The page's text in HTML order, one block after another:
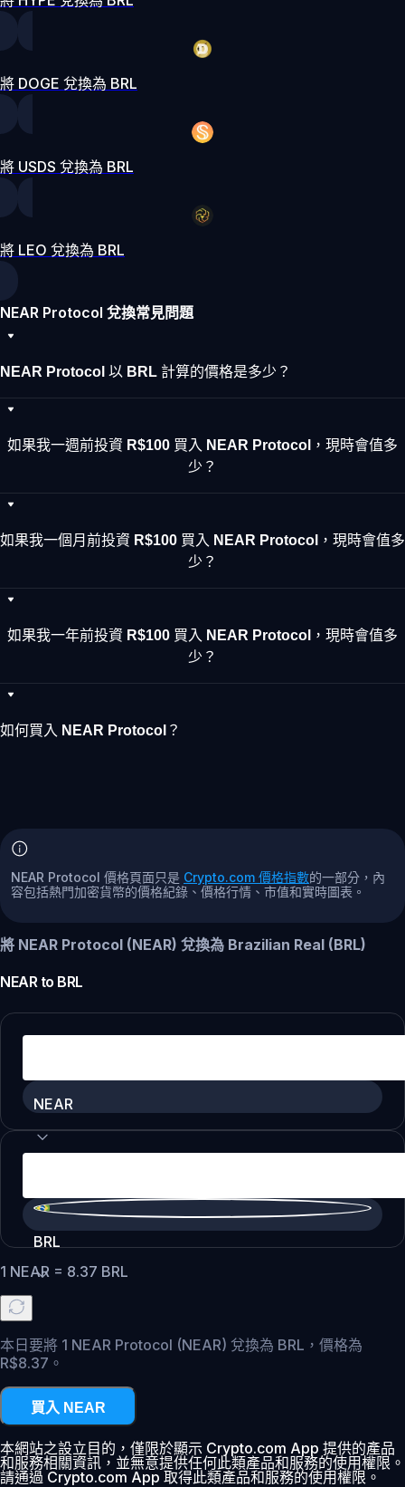
將 DOGE 兌換為 BRL
將 USDS 兌換為 BRL
將 LEO 兌換為 BRL
NEAR Protocol 兌換常見問題
NEAR Protocol 以 BRL 計算的價格是多少？
如果我一週前投資 R$100 買入 NEAR Protocol，現時會值多
少？
如果我一個月前投資 R$100 買入 NEAR Protocol，現時會值多
少？
如果我一年前投資 R$100 買入 NEAR Protocol，現時會值多
少？
如何買入 NEAR Protocol？
NEAR Protocol 價格頁面只是 Crypto.com 價格指數的一部分，內
容包括熱門加密貨幣的價格紀錄、價格行情、市值和實時圖表。
將 NEAR Protocol (NEAR) 兌換為 Brazilian Real (BRL)
NEARto BRL
NEAR
BRL
1 NEAR = 8.37 BRL
本日要將 1 NEAR Protocol (NEAR) 兌換為 BRL，價格為
R$8.37。
買入 NEAR
本網站之設立目的，僅限於顯示 Crypto.com App 提供的產品
和服務相關資訊，並無意提供任何此類產品和服務的使用權限。
請通過 Crypto.com App 取得此類產品和服務的使用權限。